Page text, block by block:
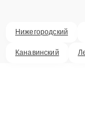
Нижегородский
Канавинский